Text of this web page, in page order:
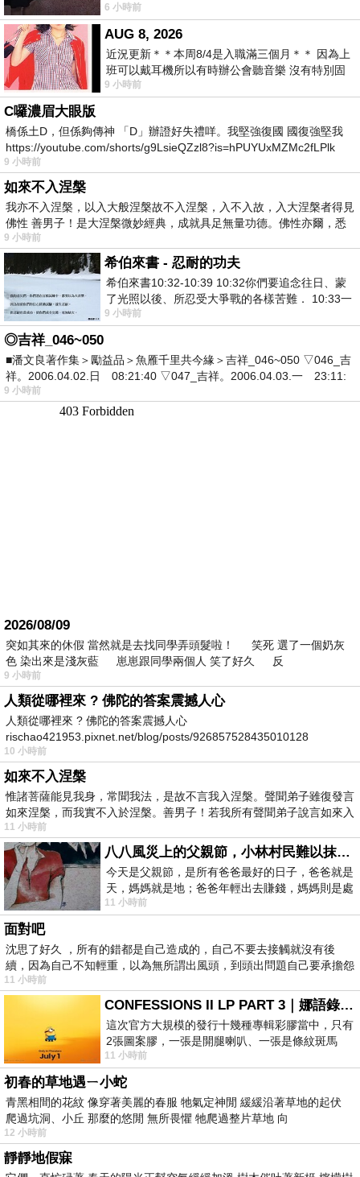
瘤「祈禱早日康復，一切都好」。
6 小時前
AUG 8, 2026
近況更新＊＊本周8/4是入職滿三個月＊＊ 因為上
班可以戴耳機所以有時辦公會聽音樂 沒有特別固
定哪天但就是一周某一天會固定聽'90
9 小時前
C囉濃眉大眼版
橋係土D，但係夠傳神 「D」辦證好失禮咩。我堅強復國 國復強堅我
https://youtube.com/shorts/g9LsieQZzl8?is=hPUYUxMZMc2fLPlk
9 小時前
如來不入涅槃
我亦不入涅槃，以入大般涅槃故不入涅槃，入不入故，入大涅槃者得見
佛性 善男子！是大涅槃微妙經典，成就具足無量功德。佛性亦爾，悉
9 小時前
希伯來書 - 忍耐的功夫
希伯來書10:32-10:39 10:32你們要追念往日、蒙
了光照以後、所忍受大爭戰的各樣苦難． 10:33一
面被毀謗、遭患難、成了戲景、叫眾人
9 小時前
◎吉祥_046~050
■潘文良著作集＞勵益品＞魚雁千里共今緣＞吉祥_046~050 ▽046_吉
祥。2006.04.02.日 08:21:40 ▽047_吉祥。2006.04.03.一 23:11:
9 小時前
2026/08/09
突如其來的休假 當然就是去找同學弄頭髮啦！ 笑死 選了一個奶灰
色 染出來是淺灰藍 崽崽跟同學兩個人 笑了好久 反
9 小時前
人類從哪裡來 ? 佛陀的答案震撼人心
人類從哪裡來 ? 佛陀的答案震撼人心
rischao421953.pixnet.net/blog/posts/926857528435010128
10 小時前
如來不入涅槃
惟諸菩薩能見我身，常聞我法，是故不言我入涅槃。聲聞弟子雖復發言
如來涅槃，而我實不入於涅槃。善男子！若我所有聲聞弟子說言如來入
11 小時前
八八風災上的父親節，小林村民難以抹滅的痛
今天是父親節，是所有爸爸最好的日子，爸爸就是
天，媽媽就是地；爸爸年輕出去賺錢，媽媽則是處
理家務，職業不分高低貴賤，只有人品才
11 小時前
面對吧
沈思了好久 ，所有的錯都是自己造成的，自己不要去接觸就沒有後
續，因為自己不知輕重，以為無所謂出風頭，到頭出問題自己要承擔怨
不
11 小時前
CONFESSIONS II LP PART 3｜娜語錄II LP PART 3
這次官方大規模的發行十幾種專輯彩膠當中，只有
2張圖案膠，一張是開腿喇叭、一張是條紋斑馬
版；目前官網上只剩澳洲商店AU STORE
11 小時前
初春的草地遇ㄧ小蛇
青黑相間的花紋 像穿著美麗的春服 牠氣定神閒 緩緩沿著草地的起伏
爬過坑洞、小丘 那麼的悠閒 無所畏懼 牠爬過整片草地 向
12 小時前
靜靜地假寐